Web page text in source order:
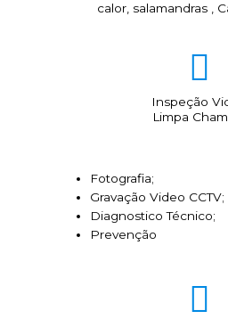
calor, salamandras ,
Inspeção
Limpa
Fotografia;
Gravação Video CCTV;
Diagnostico Técnico;
Prevenção